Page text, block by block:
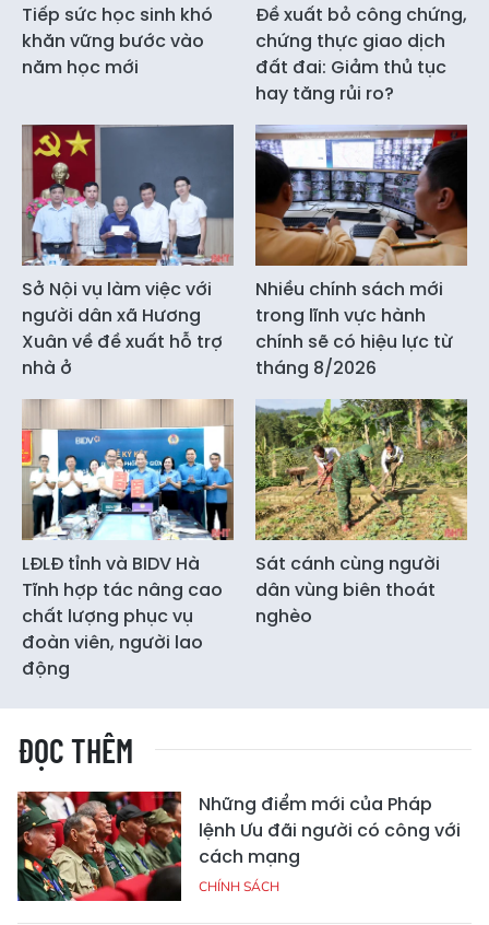
Tiếp sức học sinh khó
khăn vững bước vào
năm học mới
Đề xuất bỏ công chứng,
chứng thực giao dịch
đất đai: Giảm thủ tục
hay tăng rủi ro?
Sở Nội vụ làm việc với
người dân xã Hương
Xuân về đề xuất hỗ trợ
nhà ở
Nhiều chính sách mới
trong lĩnh vực hành
chính sẽ có hiệu lực từ
tháng 8/2026
LĐLĐ tỉnh và BIDV Hà
Tĩnh hợp tác nâng cao
chất lượng phục vụ
đoàn viên, người lao
động
Sát cánh cùng người
dân vùng biên thoát
nghèo
ĐỌC THÊM
Những điểm mới của Pháp
lệnh Ưu đãi người có công với
cách mạng
CHÍNH SÁCH